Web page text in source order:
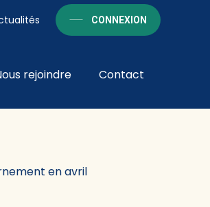
CONNEXION
rejoindre Contact
en avril